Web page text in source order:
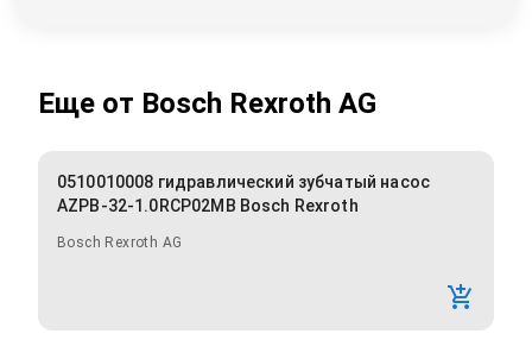
Еще от Bosch Rexroth AG
0510010008 гидравлический зубчатый насос
AZPB-32-1.0RCP02MB Bosch Rexroth
Bosch Rexroth AG